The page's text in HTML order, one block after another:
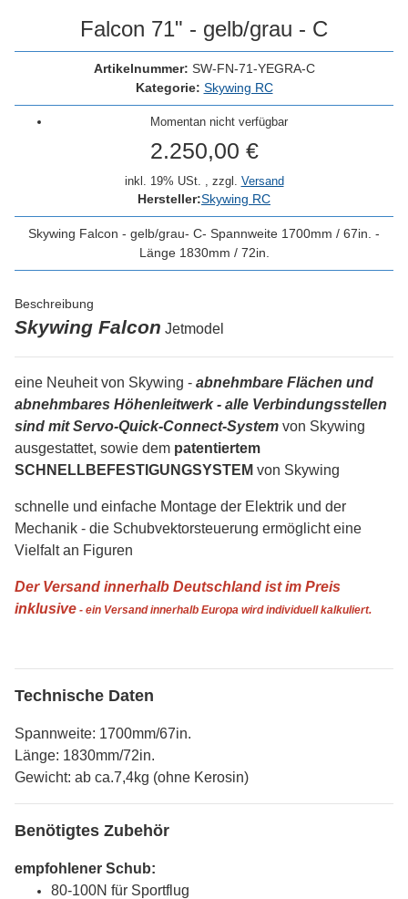
Falcon 71" - gelb/grau - C
Artikelnummer: SW-FN-71-YEGRA-C
Kategorie: Skywing RC
Momentan nicht verfügbar
2.250,00 €
inkl. 19% USt. , zzgl. Versand
Hersteller:Skywing RC
Skywing Falcon - gelb/grau- C- Spannweite 1700mm / 67in. -
Länge 1830mm / 72in.
Beschreibung
Skywing Falcon Jetmodel
eine Neuheit von Skywing - abnehmbare Flächen und
abnehmbares Höhenleitwerk - alle Verbindungsstellen
sind mit Servo-Quick-Connect-System von Skywing
ausgestattet, sowie dem patentiertem
SCHNELLBEFESTIGUNGSYSTEM von Skywing
schnelle und einfache Montage der Elektrik und der
Mechanik - die Schubvektorsteuerung ermöglicht eine
Vielfalt an Figuren
Der Versand innerhalb Deutschland ist im Preis
inklusive - ein Versand innerhalb Europa wird individuell kalkuliert.
Technische Daten
Spannweite: 1700mm/67in.
Länge: 1830mm/72in.
Gewicht: ab ca.7,4kg (ohne Kerosin)
Benötigtes Zubehör
empfohlener Schub:
80-100N für Sportflug